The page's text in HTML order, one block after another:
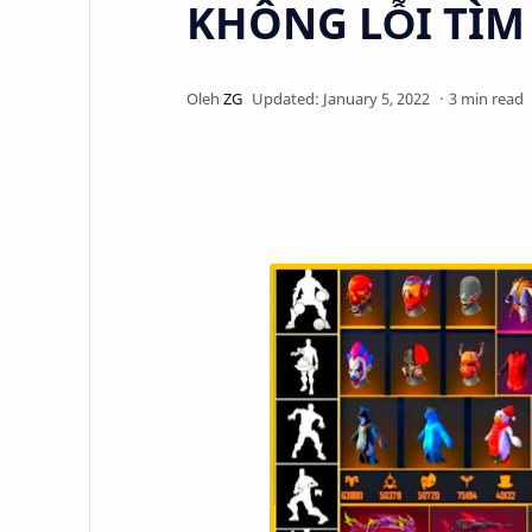
KHÔNG LỖI
3 min read